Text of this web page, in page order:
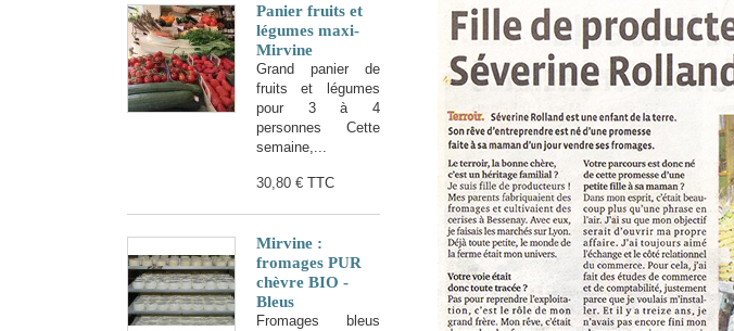
Panier fruits et
légumes maxi-
Mirvine
Grand panier de
fruits et légumes
pour 3 à 4
personnes Cette
semaine,...
30,80 € TTC
Mirvine :
fromages PUR
chèvre BIO -
Bleus
Fromages bleus